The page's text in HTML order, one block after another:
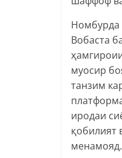
Номбурда
Вобаста
муосир
танзим
иродаи
қобилият
менамояд.